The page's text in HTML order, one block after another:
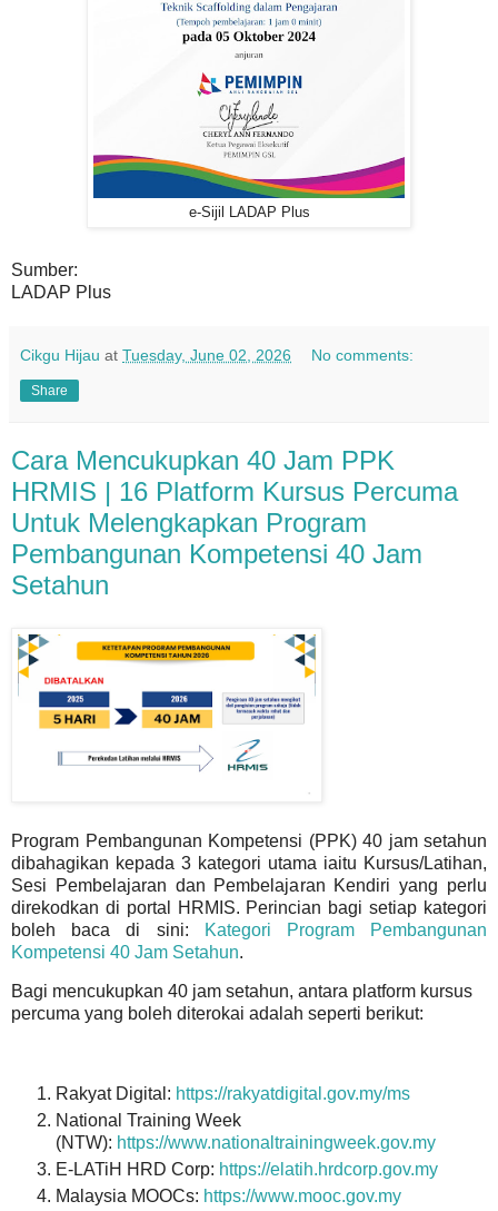
e-Sijil LADAP Plus
Sumber:
LADAP Plus
Cikgu Hijau at Tuesday, June 02, 2026 No comments:
Share
Cara Mencukupkan 40 Jam PPK
HRMIS | 16 Platform Kursus Percuma
Untuk Melengkapkan Program
Pembangunan Kompetensi 40 Jam
Setahun
Program Pembangunan Kompetensi (PPK) 40 jam setahun
dibahagikan kepada 3 kategori utama iaitu Kursus/Latihan,
Sesi Pembelajaran dan Pembelajaran Kendiri yang perlu
direkodkan di portal HRMIS. Perincian bagi setiap kategori
boleh baca di sini:
Kategori Program Pembangunan
Kompetensi 40 Jam Setahun.
Bagi mencukupkan 40 jam setahun, antara platform kursus
percuma yang boleh diterokai adalah seperti berikut:
Rakyat Digital: https://rakyatdigital.gov.my/ms
National Training Week
(NTW): https://www.nationaltrainingweek.gov.my
E-LATiH HRD Corp: https://elatih.hrdcorp.gov.my
Malaysia MOOCs: https://www.mooc.gov.my